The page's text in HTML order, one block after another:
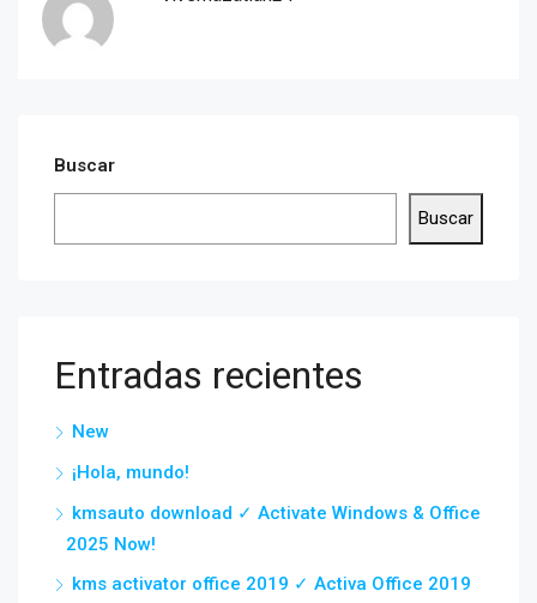
Buscar
Buscar
Entradas recientes
New
¡Hola, mundo!
kmsauto download ✓ Activate Windows & Office
2025 Now!
kms activator office 2019 ✓ Activa Office 2019